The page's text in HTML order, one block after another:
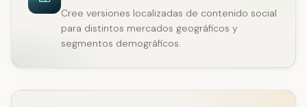
Cree versiones localizadas de contenido social
para distintos mercados geográficos y
segmentos demográficos.